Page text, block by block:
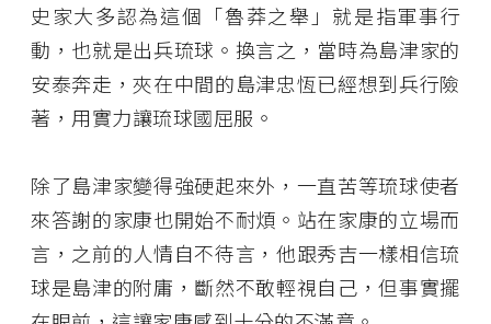
史家大多認為這個「魯莽之舉」就是指軍事行
動，也就是出兵琉球。換言之，當時為島津家的
安泰奔走，夾在中間的島津忠恆已經想到兵行險
著，用實力讓琉球國屈服。
除了島津家變得強硬起來外，一直苦等琉球使者
來答謝的家康也開始不耐煩。站在家康的立場而
言，之前的人情自不待言，他跟秀吉一樣相信琉
球是島津的附庸，斷然不敢輕視自己，但事實擺